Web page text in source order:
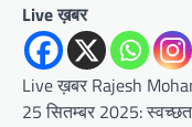
Live ख़बर
Live ख़बर Rajesh
25 सितम्बर 2025: